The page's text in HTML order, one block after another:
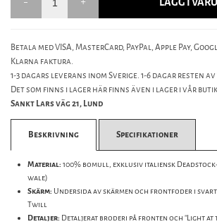
Betala med VISA, MasterCard, PayPal, Apple Pay,
Klarna faktura.
1-3 dagars leverans inom Sverige. 1-6 dagar resten
Det som finns i lager här finns även i lager i vår
Sankt Lars väg 21, Lund
Beskrivning Specifikationer
Material: 100% bomull, exklusiv italiensk
wale)
Skärm: Undersida av skärmen och frontfoder i
Twill
Detaljer: Detaljerat broderi på fronten och "Light at